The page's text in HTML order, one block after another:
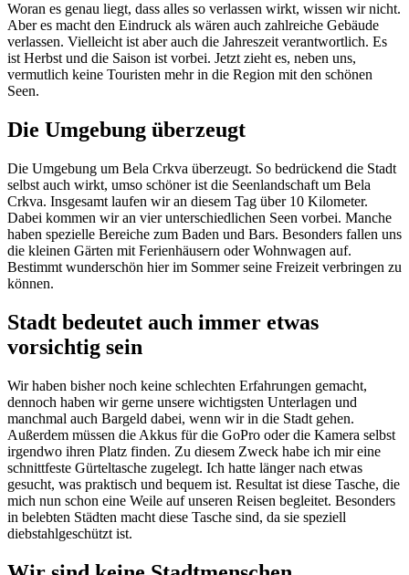
Woran es genau liegt, dass alles so verlassen wirkt, wissen wir nicht.
Aber es macht den Eindruck als wären auch zahlreiche Gebäude
verlassen. Vielleicht ist aber auch die Jahreszeit verantwortlich. Es
ist Herbst und die Saison ist vorbei. Jetzt zieht es, neben uns,
vermutlich keine Touristen mehr in die Region mit den schönen
Seen.
Die Umgebung überzeugt
Die Umgebung um Bela Crkva überzeugt. So bedrückend die Stadt
selbst auch wirkt, umso schöner ist die Seenlandschaft um Bela
Crkva. Insgesamt laufen wir an diesem Tag über 10 Kilometer.
Dabei kommen wir an vier unterschiedlichen Seen vorbei. Manche
haben spezielle Bereiche zum Baden und Bars. Besonders fallen uns
die kleinen Gärten mit Ferienhäusern oder Wohnwagen auf.
Bestimmt wunderschön hier im Sommer seine Freizeit verbringen zu
können.
Stadt bedeutet auch immer etwas
vorsichtig sein
Wir haben bisher noch keine schlechten Erfahrungen gemacht,
dennoch haben wir gerne unsere wichtigsten Unterlagen und
manchmal auch Bargeld dabei, wenn wir in die Stadt gehen.
Außerdem müssen die Akkus für die GoPro oder die Kamera selbst
irgendwo ihren Platz finden. Zu diesem Zweck habe ich mir eine
schnittfeste Gürteltasche zugelegt. Ich hatte länger nach etwas
gesucht, was praktisch und bequem ist. Resultat ist diese Tasche, die
mich nun schon eine Weile auf unseren Reisen begleitet. Besonders
in belebten Städten macht diese Tasche sind, da sie speziell
diebstahlgeschützt ist.